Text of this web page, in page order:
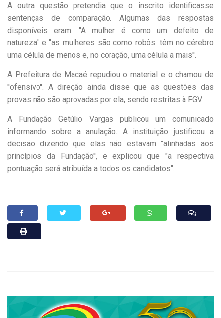
A outra questão pretendia que o inscrito identificasse
sentenças de comparação. Algumas das respostas
disponíveis eram: ''A mulher é como um defeito de
natureza'' e ''as mulheres são como robôs: têm no cérebro
uma célula de menos e, no coração, uma célula a mais''.
A Prefeitura de Macaé repudiou o material e o chamou de
''ofensivo''. A direção ainda disse que as questões das
provas não são aprovadas por ela, sendo restritas à FGV.
A Fundação Getúlio Vargas publicou um comunicado
informando sobre a anulação. A instituição justificou a
decisão dizendo que elas não estavam ''alinhadas aos
princípios da Fundação'', e explicou que "a respectiva
pontuação será atribuída a todos os candidatos".